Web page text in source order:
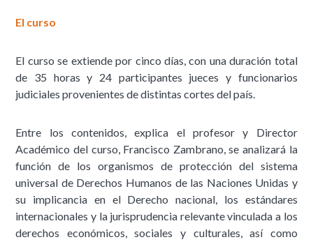
El curso
El curso se extiende por cinco días, con una duración total
de 35 horas y 24 participantes jueces y funcionarios
judiciales provenientes de distintas cortes del país.
Entre los contenidos, explica el profesor y Director
Académico del curso, Francisco Zambrano, se analizará la
función de los organismos de protección del sistema
universal de Derechos Humanos de las Naciones Unidas y
su implicancia en el Derecho nacional, los estándares
internacionales y la jurisprudencia relevante vinculada a los
derechos económicos, sociales y culturales, así como